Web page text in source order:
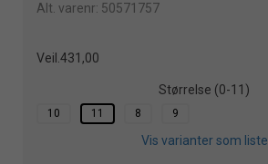
Alt. varenr: 50571757
Veil. 431,00
Størrelse (0-11)
10 11 8 9
Vis varianter som liste